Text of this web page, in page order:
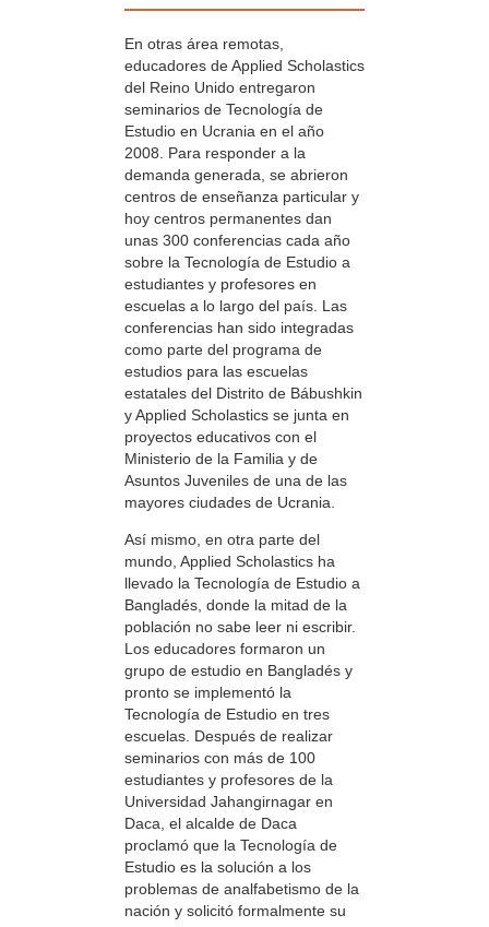
En otras área remotas,
educadores de Applied Scholastics
del Reino Unido entregaron
seminarios de Tecnología de
Estudio en Ucrania en el año
2008. Para responder a la
demanda generada, se abrieron
centros de enseñanza particular y
hoy centros permanentes dan
unas 300 conferencias cada año
sobre la Tecnología de Estudio a
estudiantes y profesores en
escuelas a lo largo del país. Las
conferencias han sido integradas
como parte del programa de
estudios para las escuelas
estatales del Distrito de Bábushkin
y Applied Scholastics se junta en
proyectos educativos con el
Ministerio de la Familia y de
Asuntos Juveniles de una de las
mayores ciudades de Ucrania.
Así mismo, en otra parte del
mundo, Applied Scholastics ha
llevado la Tecnología de Estudio a
Bangladés, donde la mitad de la
población no sabe leer ni escribir.
Los educadores formaron un
grupo de estudio en Bangladés y
pronto se implementó la
Tecnología de Estudio en tres
escuelas. Después de realizar
seminarios con más de 100
estudiantes y profesores de la
Universidad Jahangirnagar en
Daca, el alcalde de Daca
proclamó que la Tecnología de
Estudio es la solución a los
problemas de analfabetismo de la
nación y solicitó formalmente su